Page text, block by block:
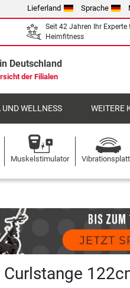
Lieferland Sprache
Seit 42 Jahren Ihr Experte
Heimfitness
Deutschland
der Filialen
UND WELLNESS WEITERE
Muskelstimulator